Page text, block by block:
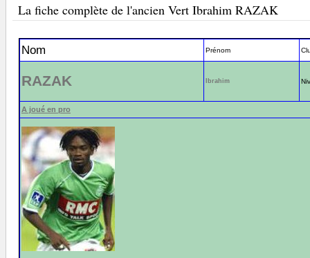
La fiche complète de l'ancien Vert Ibrahim RAZAK
Nom Prénom
RAZAK Ibrahim
A joué en pro